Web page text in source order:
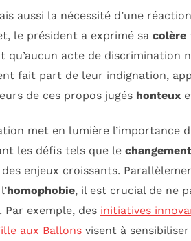
aussi la nécessité d’une
le président a exprimé sa colère
qu’aucun acte de discrimination
fait part de leur indignation,
de ces propos jugés honteux
met en lumière l’importance
les défis tels que le
enjeux croissants.
homophobie, il est crucial de ne
Par exemple, des initiatives
aux Ballons visent à